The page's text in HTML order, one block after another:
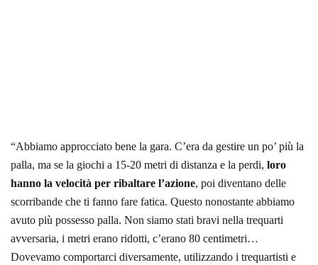
“Abbiamo approcciato bene la gara. C’era da gestire un po’ più la
palla, ma se la giochi a 15-20 metri di distanza e la perdi, loro
hanno la velocità per ribaltare l’azione, poi diventano delle
scorribande che ti fanno fare fatica. Questo nonostante abbiamo
avuto più possesso palla. Non siamo stati bravi nella trequarti
avversaria, i metri erano ridotti, c’erano 80 centimetri…
Dovevamo comportarci diversamente, utilizzando i trequartisti e